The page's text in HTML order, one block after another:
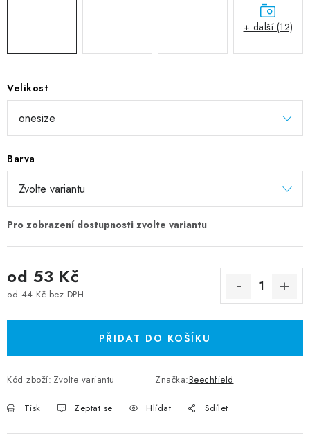
Jak nakupovat Potisk textilu/výšivka
Výměna/vrácení zboží
Obchodní podmínky
GDPR + cookies
Velikost
Barva
od 53 Kč
od 44 Kč bez DPH
PŘIDAT DO KOŠÍKU
Kód zboží: Zvolte variantu Značka:Beechfield
Tisk Zeptat se Hlídat Sdílet
+ další (12)